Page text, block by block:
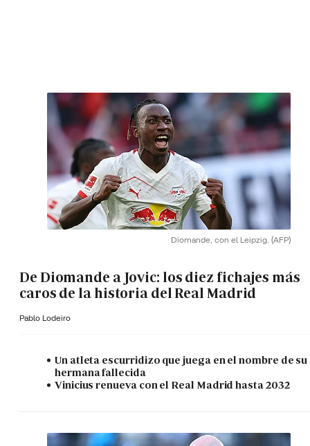
Diomande, con el Leipzig. (AFP)
De Diomande a Jovic: los diez fichajes más
caros de la historia del Real Madrid
Pablo Lodeiro
Un atleta escurridizo que juega en el nombre de su
hermana fallecida
Vinicius renueva con el Real Madrid hasta 2032